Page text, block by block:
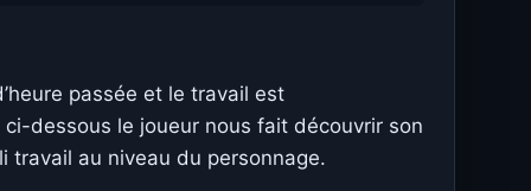
passée et le travail est
dessous le joueur nous fait découvrir son
travail au niveau du personnage.